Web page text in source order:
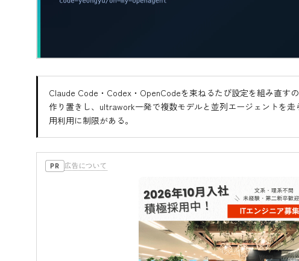
Claude Code・Codex・OpenCodeを束ねるたび設定を組み直す
作り置きし、ultrawork一発で複数モデルと並列エージェントを
用利用に制限がある。
PR 広告について